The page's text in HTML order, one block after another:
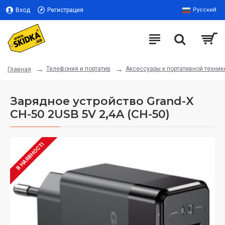
Вход Регистрация Русский
Главная Телефония и портатив Аксессуары к портативной
Зарядное устройство Grand-X
CH-50 2USB 5V 2,4A (CH-50)
В НАЯВНОСТІ